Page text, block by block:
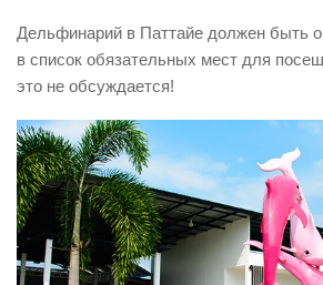
Дельфинарий в Паттайе должен быть
в список обязательных мест для
это не обсуждается!